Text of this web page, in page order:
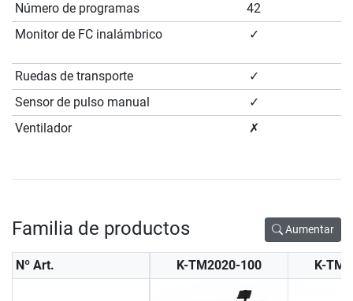
Número de programas
42
Monitor de FC inalámbrico
✓
Ruedas de transporte
✓
Sensor de pulso manual
✓
Ventilador
✗
Familia de productos Aumentar
Nº Art. K-TM2020-100 K-